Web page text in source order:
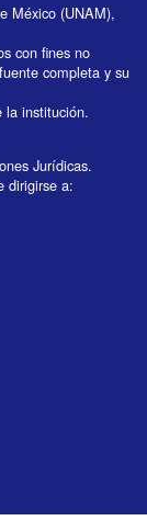
México (UNAM),
con fines no
completa y su
la institución.
Jurídicas.
dirigirse a: